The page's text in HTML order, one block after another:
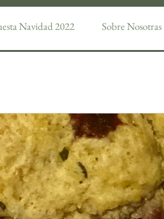
Navidad 2022 Sobre Nosotras